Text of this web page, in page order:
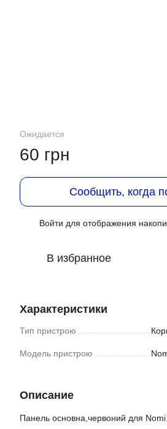
Ожидается
60 грн
Сообщить, когда
Войти для отображения
В избранное
Характеристики
Тип пристрою
Модель пристрою
Описание
Панель основна,червоний для